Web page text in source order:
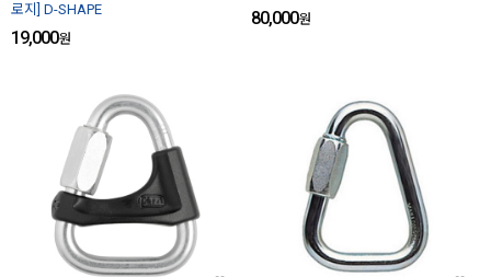
로지] D-SHAPE
19,000원
80,000원